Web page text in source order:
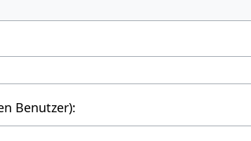
Benutzer):